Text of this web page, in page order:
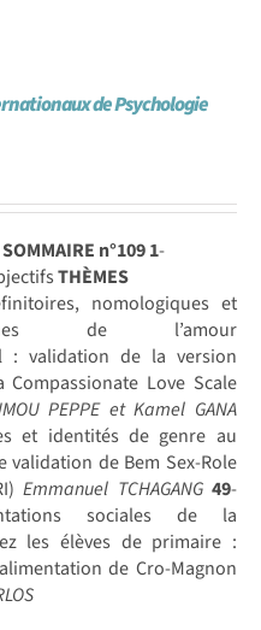
de Psychologie
SOMMAIRE n°1091-
THÈMES
nomologiques et
de l’amour
: validation de la version
Love Scale
PEPPE et Kamel GANA
et identités de genre au
validation de Bem Sex-Role
Emmanuel TCHAGANG 49-
sociales de la
les élèves de primaire :
de Cro-Magnon